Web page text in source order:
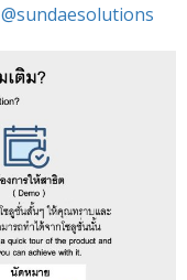
@sundaesolutions